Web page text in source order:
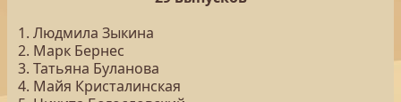
1. Людмила Зыкина
2. Марк Бернес
3. Татьяна Буланова
4. Майя Кристалинская